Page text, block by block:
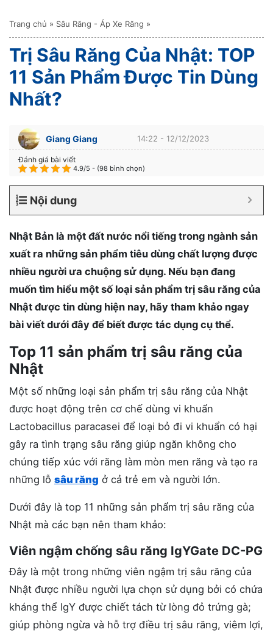
Trang chủ » Sâu Răng - Áp Xe Răng »
Trị Sâu Răng Của Nhật: TOP
11 Sản Phẩm Được Tin Dùng
Nhất?
Giang Giang 14:22 - 12/12/2023
Đánh giá bài viết
4.9/5 - (98 bình chọn)
Nội dung
Nhật Bản là một đất nước nổi tiếng trong ngành sản
xuất ra những sản phẩm tiêu dùng chất lượng được
nhiều người ưa chuộng sử dụng. Nếu bạn đang
muốn tìm hiểu một số loại sản phẩm trị sâu răng của
Nhật được tin dùng hiện nay, hãy tham khảo ngay
bài viết dưới đây để biết được tác dụng cụ thể.
Top 11 sản phẩm trị sâu răng của
Nhật
Một số những loại sản phẩm trị sâu răng của Nhật
được hoạt động trên cơ chế dùng vi khuẩn
Lactobacillus paracasei để loại bỏ đi vi khuẩn có hại
gây ra tình trạng sâu răng giúp ngăn không cho
chúng tiếp xúc với răng làm mòn men răng và tạo ra
những lỗ sâu răng ở cả trẻ em và người lớn.
Dưới đây là top 11 những sản phẩm trị sâu răng của
Nhật mà các bạn nên tham khảo:
Viên ngậm chống sâu răng IgYGate DC-PG
Đây là một trong những viên ngậm trị sâu răng của
Nhật được nhiều người lựa chọn sử dụng bởi có chứa
kháng thể IgY được chiết tách từ lòng đỏ trứng gà;
giúp phòng ngừa và hỗ trợ điều trị sâu răng, viêm lợi,